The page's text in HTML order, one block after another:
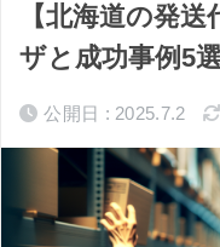
【北海道の発
ザと成功事例5選
公開日 : 2025.7.2